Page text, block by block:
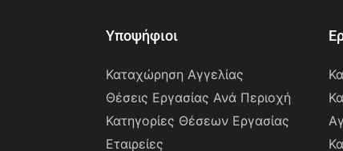
Υποψήφιοι
Καταχώρηση Αγγελίας
Θέσεις Εργασίας Ανά Περιοχή
Κατηγορίες Θέσεων Εργασίας
Εταιρείες